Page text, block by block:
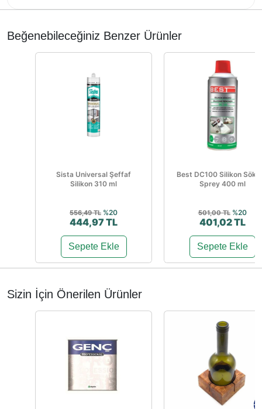
Beğenebileceğiniz Benzer Ürünler
Sista Universal Şeffaf
Silikon 310 ml
556,49 TL %20
444,97 TL
Sepete Ekle
Best DC100 Silikon
Sprey 400 ml
501,00 TL %20
401,02 TL
Sepete Ekle
Sizin İçin Önerilen Ürünler